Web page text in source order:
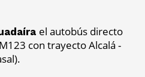
el autobús directo
con trayecto Alcalá -